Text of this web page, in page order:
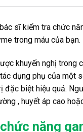
sĩ kiểm tra chức
trong máu của bạn.
khuyến nghị trong
dụng phụ của
đặc biệt hiệu quả.
, huyết áp cao
năng